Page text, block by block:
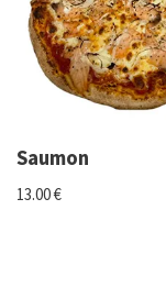
Saumon
13.00€